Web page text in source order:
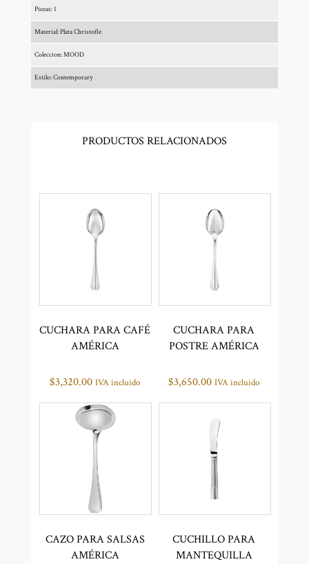
Piezas: 1
Material: Plata Christofle
Coleccion: MOOD
Estilo: Contemporary
PRODUCTOS RELACIONADOS
CUCHARA PARA CAFÉ
AMÉRICA
$3,320.00 IVA incluido
CUCHARA PARA
POSTRE AMÉRICA
$3,650.00 IVA incluido
CAZO PARA SALSAS
AMÉRICA
CUCHILLO PARA
MANTEQUILLA